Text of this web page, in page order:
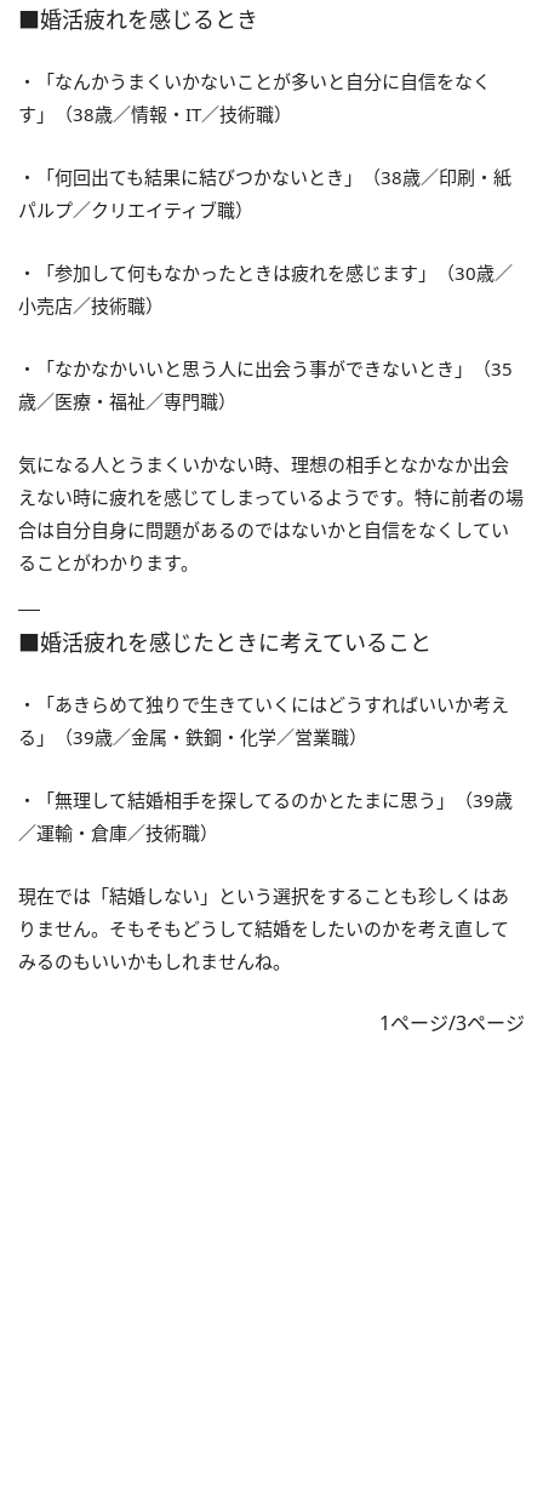
■婚活疲れを感じるとき
・「なんかうまくいかないことが多いと自分に自信をなく
す」（38歳／情報・IT／技術職）
・「何回出ても結果に結びつかないとき」（38歳／印刷・紙
パルプ／クリエイティブ職）
・「参加して何もなかったときは疲れを感じます」（30歳／
小売店／技術職）
・「なかなかいいと思う人に出会う事ができないとき」（35
歳／医療・福祉／専門職）
気になる人とうまくいかない時、理想の相手となかなか出会
えない時に疲れを感じてしまっているようです。特に前者の場
合は自分自身に問題があるのではないかと自信をなくしてい
ることがわかります。
■婚活疲れを感じたときに考えていること
・「あきらめて独りで生きていくにはどうすればいいか考え
る」（39歳／金属・鉄鋼・化学／営業職）
・「無理して結婚相手を探してるのかとたまに思う」（39歳
／運輸・倉庫／技術職）
現在では「結婚しない」という選択をすることも珍しくはあ
りません。そもそもどうして結婚をしたいのかを考え直して
みるのもいいかもしれませんね。
1ページ/3ページ